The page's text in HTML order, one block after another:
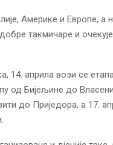
Америке и Европе, а
такмичаре и
14. априла вози се
од Бијељине до
до Приједора, а 17.